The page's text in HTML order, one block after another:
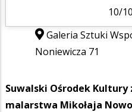
10/
Galeria Sztuki
Noniewicza 71
Suwalski Ośrodek
malarstwa Mikołaja